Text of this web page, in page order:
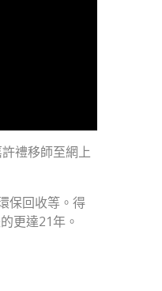
禮移師至網上
保回收等。得
更達21年。